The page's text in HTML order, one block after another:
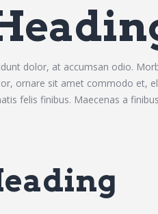
dolor, at accumsan odio.
ornare sit amet commodo et,
felis finibus. Maecenas a